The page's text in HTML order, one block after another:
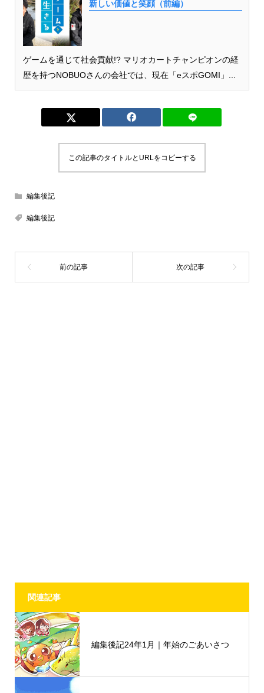
新しい価値と笑顔（前編）
ゲームを通じて社会貢献!? マリオカートチャンピオンの経
歴を持つNOBUOさんの会社では、現在「eスポGOMI」...
この記事のタイトルとURLをコピーする
編集後記
編集後記
関連記事
編集後記24年1月｜年始のごあいさつ